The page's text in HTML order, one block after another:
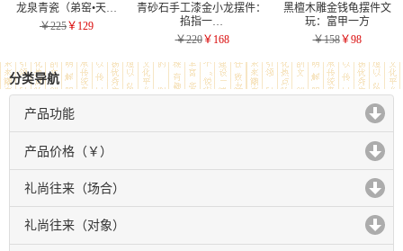
龙泉青瓷（弟窑•天…
￥225￥129
青砂石手工漆金小龙摆件：
掐指一…
￥220￥168
黑檀木雕金钱龟摆件文
玩：富甲一方
￥158￥98
分类导航
产品功能
click to expand contents
产品价格（￥）
click to expand contents
礼尚往来（场合）
click to expand contents
礼尚往来（对象）
click to expand contents